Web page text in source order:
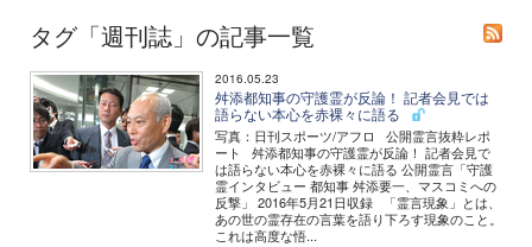
タグ「週刊誌」の記事一覧
2016.05.23
舛添都知事の守護霊が反論！ 記者会見では
語らない本心を赤裸々に語る
写真：日刊スポーツ/アフロ 公開霊言抜粋レポ
ート 舛添都知事の守護霊が反論！ 記者会見で
は語らない本心を赤裸々に語る 公開霊言「守護
霊インタビュー 都知事 舛添要一、マスコミへの
反撃」 2016年5月21日収録 「霊言現象」とは、
あの世の霊存在の言葉を語り下ろす現象のこと。
これは高度な悟...